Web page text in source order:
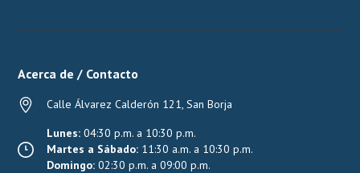
Acerca de / Contacto
Calle Álvarez Calderón 121, San Borja
Lunes: 04:30 p.m. a 10:30 p.m.
Martes a Sábado: 11:30 a.m. a 10:30 p.m.
Domingo: 02:30 p.m. a 09:00 p.m.